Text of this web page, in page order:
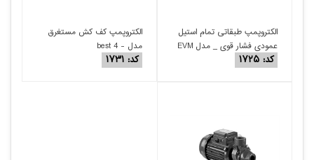
الکتروپمپ طبقاتی تمام استیل
عمودی فشار قوی _ مدل EVM
کد: ۱۷۲۵
الکتروپمپ کف کش مستغرق
مدل - best 4
کد: ۱۷۳۱